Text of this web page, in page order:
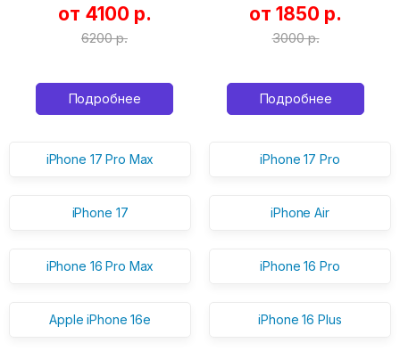
от 4100 р.
6200 р.
Подробнее
от 1850 р.
3000 р.
Подробнее
iPhone 17 Pro Max iPhone 17 Pro
iPhone 17 iPhone Air
iPhone 16 Pro Max iPhone 16 Pro
Apple iPhone 16e iPhone 16 Plus